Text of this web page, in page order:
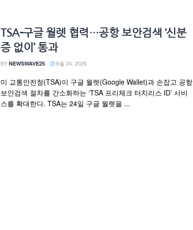
TSA-구글 월렛 협력…공항 보안검색 ‘신분
증 없이’ 통과
BY NEWSWAVE25 6월 24, 2026
미 교통안전청(TSA)이 구글 월렛(Google Wallet)과 손잡고 공항
보안검색 절차를 간소화하는 ‘TSA 프리체크 터치리스 ID’ 서비
스를 확대한다. TSA는 24일 구글 월렛을 ...